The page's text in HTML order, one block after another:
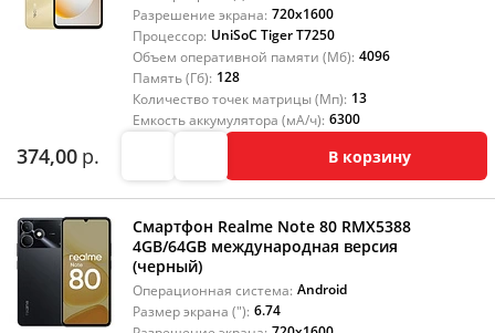
Разрешение экрана: 720x1600
Процессор: UniSoC Tiger T7250
Объем оперативной памяти (Мб): 4096
Память (Гб): 128
Количество точек матрицы (Мп): 13
Емкость аккумулятора (мА/ч): 6300
374,00 р. В корзину
Смартфон Realme Note 80 RMX5388
4GB/64GB международная версия
(черный)
Операционная система: Android
Размер экрана ("): 6.74